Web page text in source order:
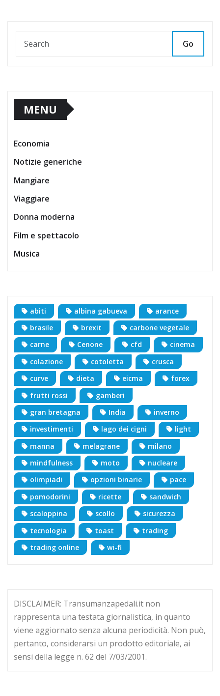
Go
MENU
Economia
Notizie generiche
Mangiare
Viaggiare
Donna moderna
Film e spettacolo
Musica
abiti albina gabueva
arance
brasile
brexit
carbone vegetale
carne
Cenone cfd
cinema
colazione
cotoletta
crusca
curve
dieta eicma
forex
frutti rossi
gamberi
gran bretagna
India
inverno
investimenti
lago dei cigni
light
manna
melagrane
milano
mindfulness
moto
nucleare
olimpiadi
opzioni binarie
pace
pomodorini
ricette
sandwich
scaloppina
scollo
sicurezza
tecnologia
toast
trading
trading online
wi-fi
DISCLAIMER: Transumanzapedali.it non
rappresenta una testata giornalistica, in quanto
viene aggiornato senza alcuna periodicità. Non può,
pertanto, considerarsi un prodotto editoriale, ai
sensi della legge n. 62 del 7/03/2001.